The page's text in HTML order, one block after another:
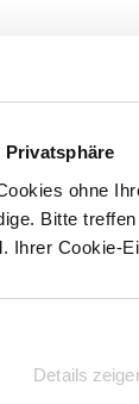
Privatsphäre
ohne
Bitte
Ihrer Cookie-
Details
Gib den